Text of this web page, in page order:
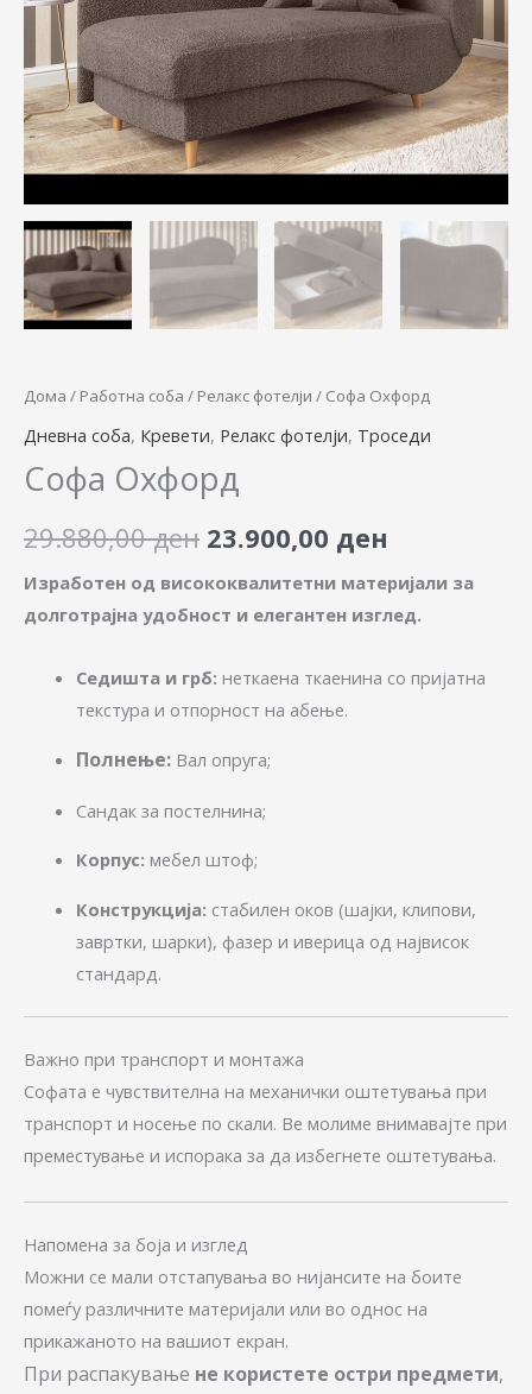
Дома / Работна соба / Релакс фотелји / Софа Охфорд
Дневна соба, Кревети, Релакс фотелји, Троседи
Софа Охфорд
29.880,00ден 23.900,00 ден
Изработен од висококвалитетни материјали за
долготрајна удобност и елегантен изглед.
Седишта и грб: неткаена ткаенина со пријатна
текстура и отпорност на абење.
Полнење: Вал опруга;
Сандак за постелнина;
Корпус: мебел штоф;
Конструкција: стабилен оков (шајки, клипови,
завртки, шарки), фазер и иверица од највисок
стандард.
Важно при транспорт и монтажа
Софата е чувствителна на механички оштетувања при
транспорт и носење по скали. Ве молиме внимавајте при
преместување и испорака за да избегнете оштетувања.
Напомена за боја и изглед
Можни се мали отстапувања во нијансите на боите
помеѓу различните материјали или во однос на
прикажаното на вашиот екран.
При распакување не користете остри предмети,